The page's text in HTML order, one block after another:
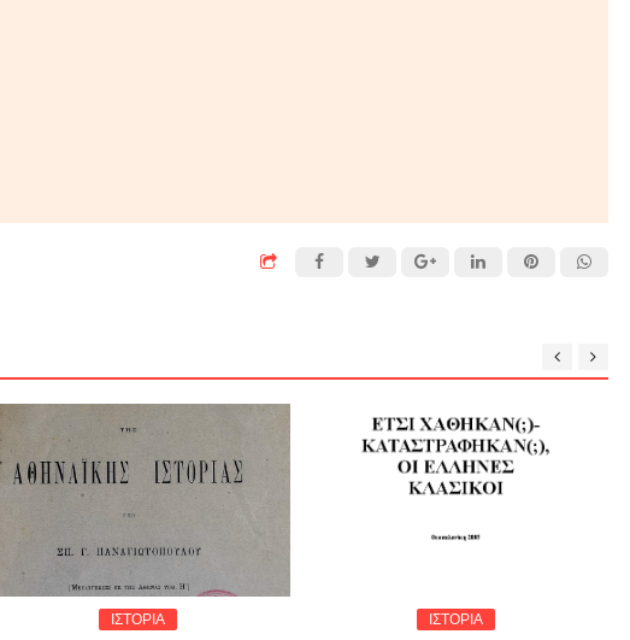
ΙΣΤΟΡΙΑ ΙΣΤΟΡΙΑ